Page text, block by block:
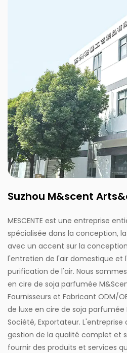
Suzhou M&scent
MESCENTE est une entreprise
spécialisée dans la conception,
avec un accent sur la
l'entretien de l'air domestique et
purification de l'air. Nous sommes
en cire de soja parfumée
Fournisseurs et Fabricant ODM/
de luxe en cire de soja parfumée
Société, Exportateur.
gestion de la qualité complet et
fournir des produits et services